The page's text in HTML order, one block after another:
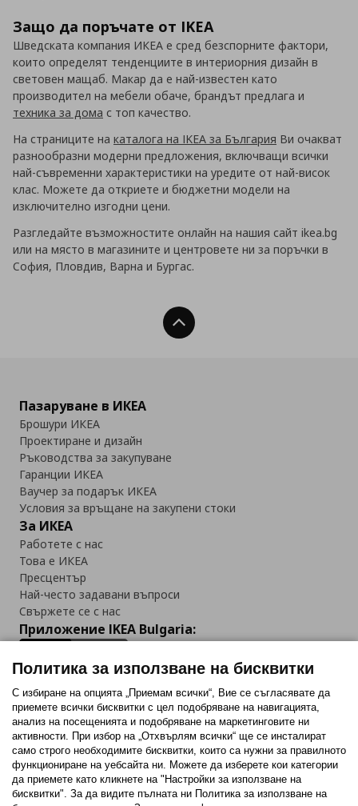
Защо да поръчате от IKEA
Шведската компания ИКЕА е сред безспорните фактори,
които определят тенденциите в интериорния дизайн в
световен мащаб. Макар да е най-известен като
производител на мебели обаче, брандът предлага и
техника за дома с топ качество.
На страниците на каталога на IKEA за България Ви очакват
разнообразни модерни предложения, включващи всички
най-съвременни характеристики на уредите от най-висок
клас. Можете да откриете и бюджетни модели на
изключително изгодни цени.
Разгледайте възможностите онлайн на нашия сайт ikea.bg
или на място в магазините и центровете ни за поръчки в
София, Пловдив, Варна и Бургас.
Нагоре
Пазаруване в ИКЕА
Брошури ИКЕА
Проектиране и дизайн
Ръководства за закупуване
Гаранции ИКЕА
Ваучер за подарък ИКЕА
Условия за връщане на закупени стоки
За ИКЕА
Работете с нас
Това е ИКЕА
Пресцентър
Най-често задавани въпроси
Свържете се с нас
Приложение IKEA Bulgaria:
Последвайте ни:
FacebookTwitterYoutubePinterestInstagram
Политика за използване на бисквитки
С избиране на опцията „Приемам всички“, Вие се съгласявате да
приемете всички бисквитки с цел подобряване на навигацията,
анализ на посещенията и подобряване на маркетинговите ни
активности. При избор на „Отхвърлям всички“ ще се инсталират
само строго необходимитe бисквитки, които са нужни за правилното
функциониране на уебсайта ни. Можете да изберете кои категории
да приемете като кликнете на "Настройки за използване на
бисквитки". За да видите пълната ни Политика за използване на